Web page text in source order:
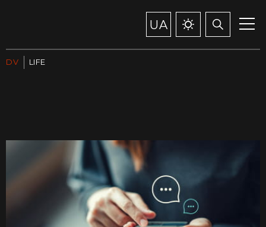
UA
DV LIFE